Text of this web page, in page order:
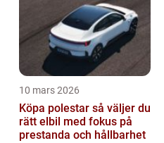
10 mars 2026
Köpa polestar så väljer du
rätt elbil med fokus på
prestanda och hållbarhet